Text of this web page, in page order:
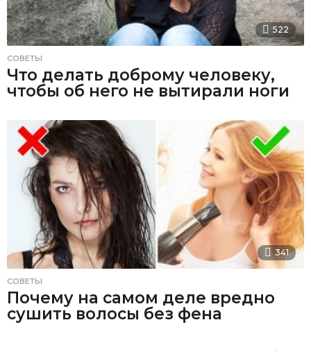
522
СОВЕТЫ
Что делать доброму человеку,
чтобы об него не вытирали ноги
341
СОВЕТЫ
Почему на самом деле вредно
сушить волосы без фена